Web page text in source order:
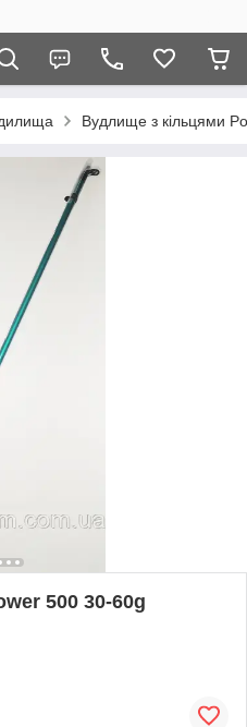
Вудлище з кільцями
500 30-60g